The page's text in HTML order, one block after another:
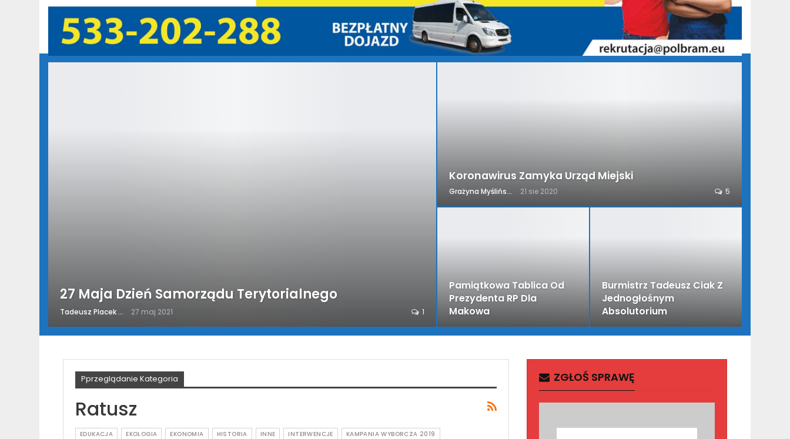
27 Maja Dzień Samorządu Terytorialnego
Tadeusz Placek 27 maj 2021 1
Koronawirus Zamyka Urząd Miejski
Grażyna Myślińska 21 sie 2020 5
Pamiątkowa Tablica Od
Prezydenta RP Dla
Makowa
Burmistrz Tadeusz Ciak Z
Jednogłośnym
Absolutorium
Pprzeglądanie Kategoria
Ratusz
EDUKACJA EKOLOGIA EKONOMIA HISTORIA INNE INTERWENCJE KAMPANIA WYBORCZA 2019
ZGŁOŚ SPRAWĘ